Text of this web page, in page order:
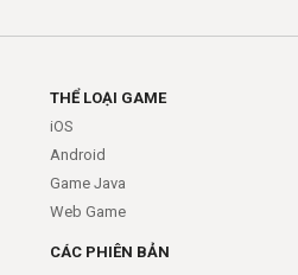
THỂ LOẠI GAME
iOS
Android
Game Java
Web Game
CÁC PHIÊN BẢN